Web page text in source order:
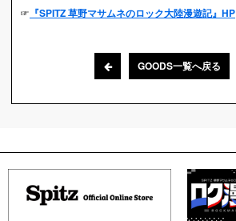
☞ 『SPITZ 草野マサムネのロック大陸漫遊記』HP
GOODS一覧へ戻る